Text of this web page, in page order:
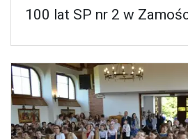
100 lat SP nr 2 w